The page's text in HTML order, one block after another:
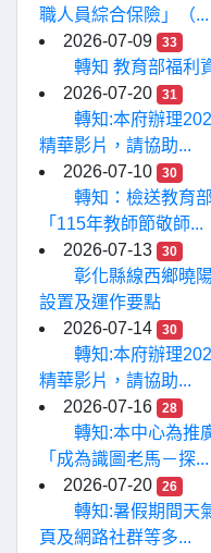
職人員綜合保險」（...
2026-07-09
33
轉知 教育部福利
2026-07-20
31
轉知:本府辦理
精華影片，請協助...
2026-07-10
30
轉知：檢送教育
「115年教師節敬師...
2026-07-13
30
彰化縣線西鄉曉
設置及運作要點
2026-07-14
30
轉知:本府辦理
精華影片，請協助...
2026-07-16
28
轉知:本中心為推
「成為識圖老馬－探...
2026-07-20
26
轉知:暑假期間天
頁及網路社群等多...